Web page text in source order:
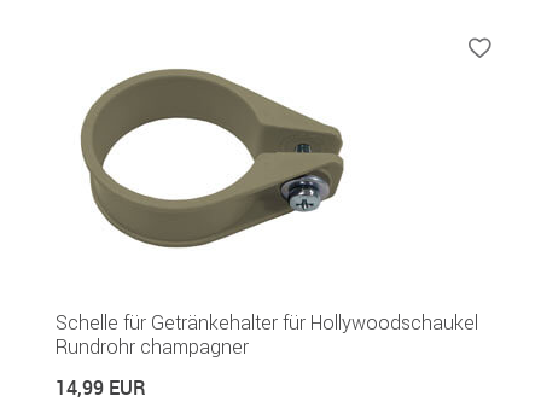
Schelle für Getränkehalter für Hollywoodschaukel
Rundrohr champagner
14,99 EUR